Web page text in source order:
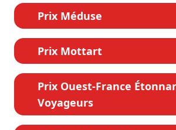
Prix Méduse
Prix Mottart
Prix Ouest-France
Voyageurs